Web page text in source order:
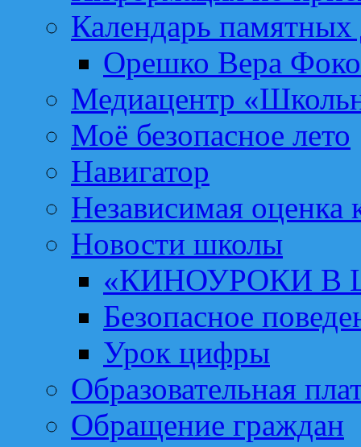
Календарь памятных
Орешко Вера
Медиацентр
Моё безопасное лето
Навигатор
Независимая оценка
Новости школы
«КИНОУРОКИ В
Безопасное
Урок цифры
Образовательная
Обращение граждан